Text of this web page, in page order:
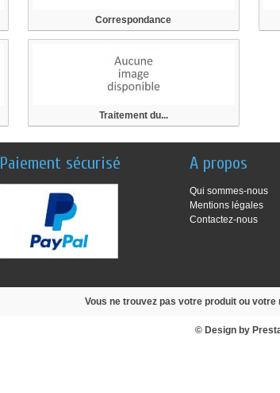
Correspondance
Traitement du...
Paiement sécurisé A propos
Qui sommes-nous
Mentions légales
Contactez-nous
Vous ne trouvez pas votre produit ou
© Design by